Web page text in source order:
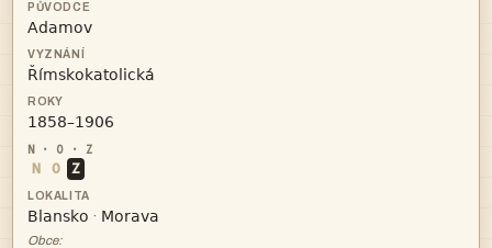



N O Z
 · 
Obce: